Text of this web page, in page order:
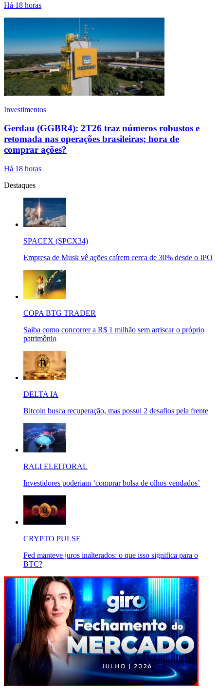
Há 18 horas
Investimentos
Gerdau (GGBR4): 2T26 traz números robustos e
retomada nas operações brasileiras; hora de
comprar ações?
Há 18 horas
Destaques
SPACEX (SPCX34)
Empresa de Musk vê ações caírem cerca de 30% desde o IPO
COPA BTG TRADER
Saiba como concorrer a R$ 1 milhão sem arriscar o próprio
patrimônio
DELTA IA
Bitcoin busca recuperação, mas possui 2 desafios pela frente
RALI ELEITORAL
Investidores poderiam ‘comprar bolsa de olhos vendados’
CRYPTO PULSE
Fed manteve juros inalterados: o que isso significa para o
BTC?